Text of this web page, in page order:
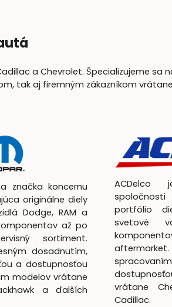
a Chevrolet. Špecializujeme sa
tak aj firemným zákazníkom vrátane
značka koncernu
originálne diely
Dodge, RAM a
až po
sortiment.
dosadnutím,
a dostupnosťou
modelov vrátane
a ďalších
ACDelco
spoločnosti
portfólio
svetové
aftermarket.
vrátane
Cadillac.